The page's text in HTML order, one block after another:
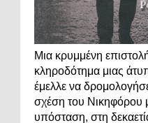
Μια κρυμμένη
κληροδότημα μιας
έμελλε να
σχέση του Νικηφόρου
υπόσταση, στη